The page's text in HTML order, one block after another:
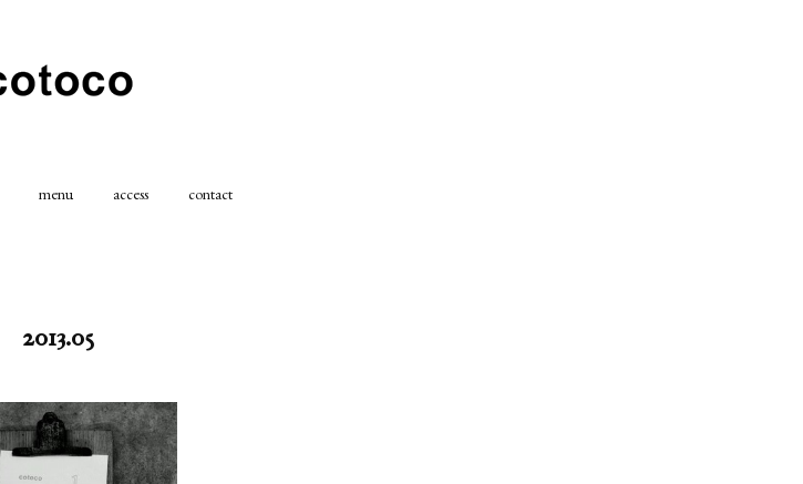
menu access contact
2013.05